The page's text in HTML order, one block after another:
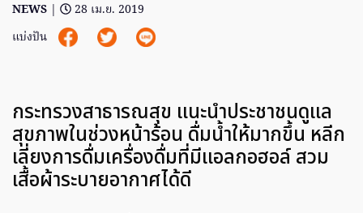
NEWS |
28 เม.ย. 2019
แบ่งปัน
กระทรวงสาธารณสุข แนะนำประชาชนดูแล
สุขภาพในช่วงหน้าร้อน ดื่มน้ำให้มากขึ้น หลีก
เลี่ยงการดื่มเครื่องดื่มที่มีแอลกอฮอล์ สวม
เสื้อผ้าระบายอากาศได้ดี